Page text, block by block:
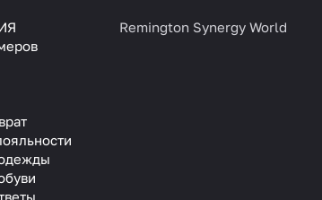
Remington Synergy World